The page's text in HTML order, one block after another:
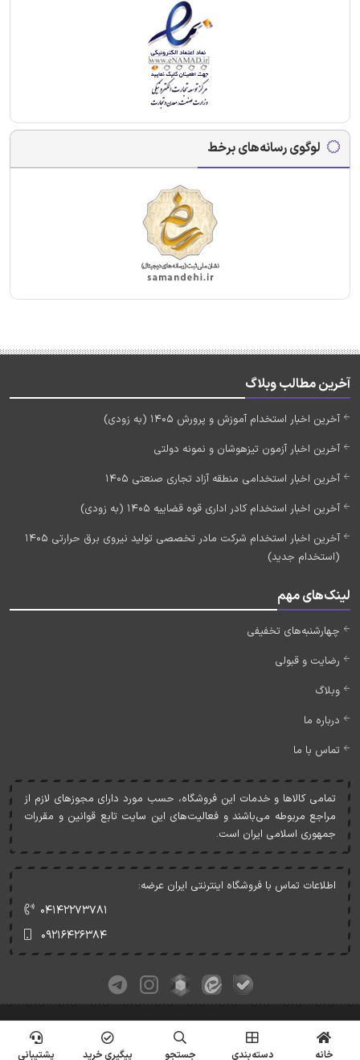
لوگوی رسانه‌های برخط
آخرین مطالب وبلاگ
آخرین اخبار استخدام آموزش و پرورش 1405 (به زودی)
آخرین اخبار آزمون تیزهوشان و نمونه دولتی
آخرین اخبار استخدامی منطقه آزاد تجاری صنعتی 1405
آخرین اخبار استخدام کادر اداری قوه قضاییه 1405 (به زودی)
آخرین اخبار استخدام شرکت مادر تخصصی تولید نیروی برق حرارتی 1405
(استخدام جدید)
لینک‌های مهم
چهارشنبه‌های تخفیفی
رضایت و قبولی
وبلاگ
درباره ما
تماس با ما
تمامی کالاها و خدمات اين فروشگاه، حسب مورد دارای مجوزهای لازم از
مراجع مربوطه می‌باشند و فعاليت‌های اين سايت تابع قوانين و مقررات
جمهوری اسلامی ايران است.
اطلاعات تماس با فروشگاه اینترنتی ایران عرضه:
۰۴۱۴۲۲۷۳۷۸۱
۰۹۲۱۶۴۲۶۳۸۴
کلیه حقوق این وبسایت متعلق به ایران عرضه می‌باشد.
© Copyrights - IranArze.ir - 1405
خانه دسته‌بندی جستجو پیگیری خرید پشتیبانی